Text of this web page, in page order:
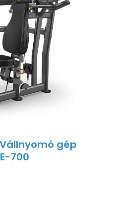
Vállnyomó gép
700